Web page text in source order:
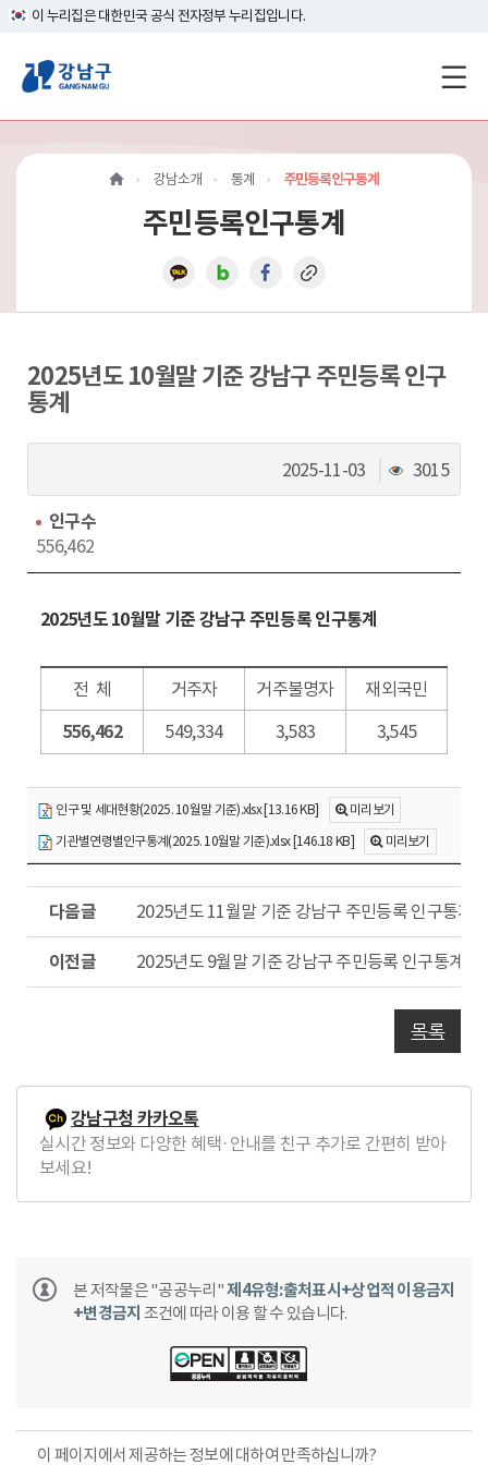
이 누리집은 대한민국 공식 전자정부 누리집입니다.
강
남
구
메
인
동
강남소개 통계 주민등록인구통계
주민등록인구통계
2025년도 10월말 기준 강남구 주민등록 인구
통계
2025-11-03
조
회
3015
인구수
556,462
2025년도 10월말 기준 강남구 주민등록 인구통계
전 체 거주자 거주불명자 재외국민
556,462 549,334 3,583 3,545
인구 및 세대현황(2025. 10월말 기준).xlsx [13.16 KB]
미리보기
기관별연령별인구통계(2025. 10월말 기준).xlsx [146.18 KB]
미리보기
글
2025년도 11월말 기준 강남구 주민등록 인구통계
글
2025년도 9월말 기준 강남구 주민등록 인구통계
목록
강남구청 카카오톡
실시간 정보와 다양한 혜택·안내를 친구 추가로 간편히 받아
보세요!
본 저작물은 "공공누리"제4유형:출처표시+상업적 이용금지
+변경금지 조건에 따라 이용 할 수 있습니다.
이 페이지에서 제공하는 정보에 대하여 만족하십니까?